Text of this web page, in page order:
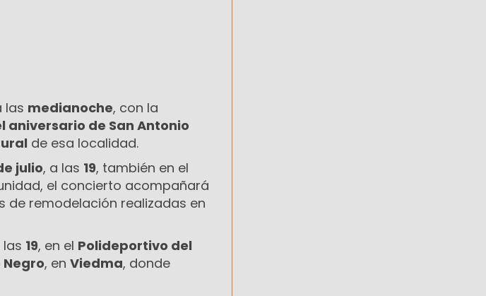
las medianoche, con la
aniversario de San Antonio
de esa localidad.
julio, a las 19, también en el
el concierto acompañará
de remodelación realizadas en
las 19, en el Polideportivo del
, en Viedma, donde